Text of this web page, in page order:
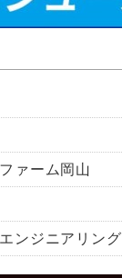
ァーム岡山
ンジニアリング